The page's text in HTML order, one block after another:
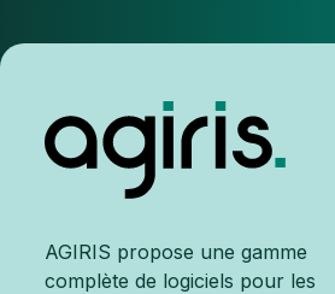
AGIRIS propose une gamme
complète de logiciels pour les